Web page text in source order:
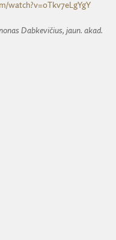
watch?v=oTkv7eLgYgY
Dabkevičius, jaun. akad.